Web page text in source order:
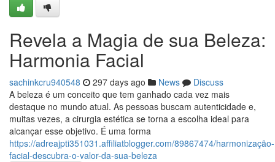
Revela a Magia de sua Beleza:
Harmonia Facial
sachinkcru940548 297 days ago News
Discuss
A beleza é um conceito que tem ganhado cada vez mais
destaque no mundo atual. As pessoas buscam autenticidade e,
muitas vezes, a cirurgia estética se torna a escolha ideal para
alcançar esse objetivo. É uma forma
https://adreajpti351031.affiliatblogger.com/89867474/harmonização-
facial-descubra-o-valor-da-sua-beleza